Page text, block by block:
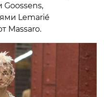
Lemarié
Massaro.